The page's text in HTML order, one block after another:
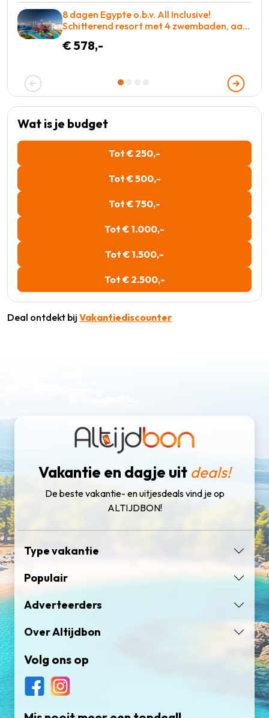
8 dagen Egypte o.b.v. All Inclusive!
Schitterend resort met 4 zwembaden, aan
GENIETEN
€ 578,-
Wat is je budget
Tot € 250,-
Tot € 500,-
Tot € 750,-
Tot € 1.000,-
Tot € 1.500,-
Tot € 2.500,-
Deal ontdekt bij Vakantiediscounter
Vakantie en dagje uit deals!
De beste vakantie- en uitjesdeals vind je op
ALTIJDBON!
Type vakantie
Populair
Adverteerders
Over Altijdbon
Volg ons op